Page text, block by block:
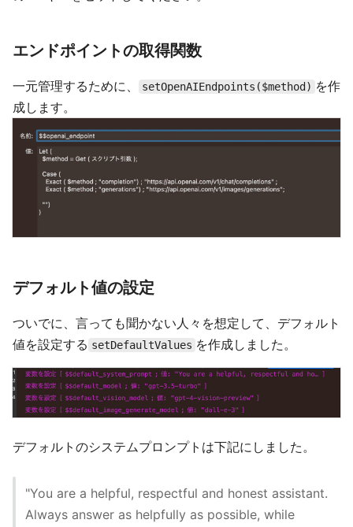
エンドポイントの取得関数
一元管理するために、 setOpenAIEndpoints($method) を作
成します。
デフォルト値の設定
ついでに、言っても聞かない人々を想定して、デフォルト
値を設定する setDefaultValues を作成しました。
デフォルトのシステムプロンプトは下記にしました。
"You are a helpful, respectful and honest assistant.
Always answer as helpfully as possible, while